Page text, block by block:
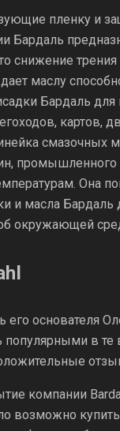
пленку и
Бардаль
снижение трения
маслу
Бардаль
смазочных
Она
и масла Бардаль
окружающей
его основателя
в те
компании
возможно